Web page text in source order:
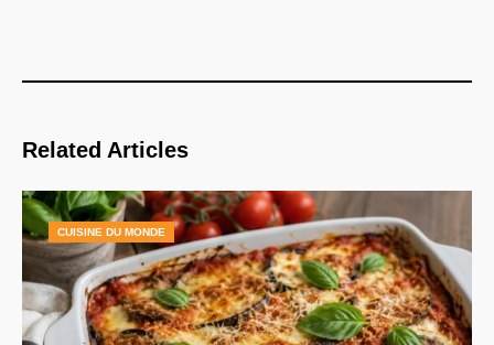
Related Articles
CUISINE DU MONDE